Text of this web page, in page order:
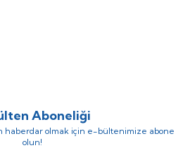
Aboneliği
haberdar olmak için e-bültenimize abone
olun!